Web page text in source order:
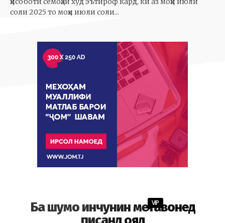
соли 2025 то моҳи июли соли...
Ба шумо инчунин метавонед
VIP